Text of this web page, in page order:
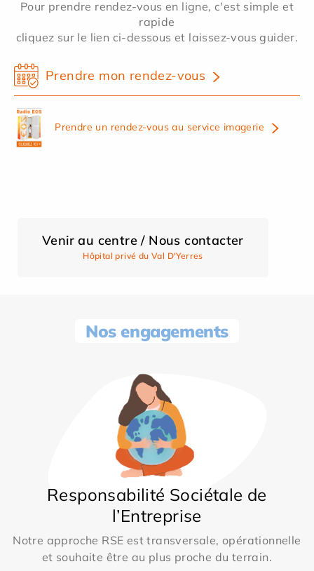
Pour prendre rendez-vous en ligne, c'est simple et
rapide
cliquez sur le lien ci-dessous et laissez-vous guider.
Prendre mon rendez-vous
Prendre un rendez-vous au service imagerie
Venir au centre / Nous contacter
Hôpital privé du Val D'Yerres
Nos engagements
Responsabilité Sociétale de
l’Entreprise
Notre approche RSE est transversale, opérationnelle
et souhaite être au plus proche du terrain.